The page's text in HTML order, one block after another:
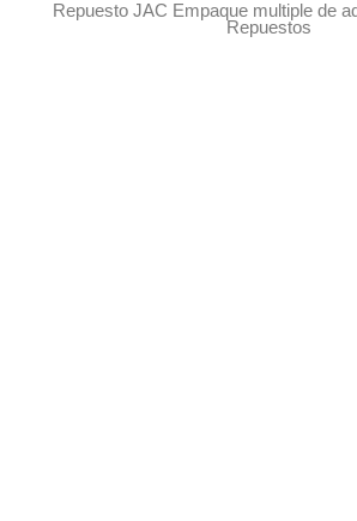
Repuesto JAC Empaque multiple de
Repuestos